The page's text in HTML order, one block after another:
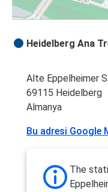
Heidelberg Ana
Alte Eppelheimer
69115 Heidelberg
Almanya
Bu adresi Google
The